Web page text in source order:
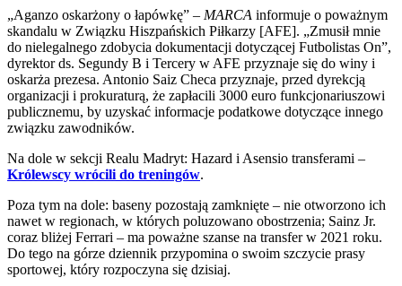
„Aganzo oskarżony o łapówkę” – MARCA informuje o poważnym
skandalu w Związku Hiszpańskich Piłkarzy [AFE]. „Zmusił mnie
do nielegalnego zdobycia dokumentacji dotyczącej Futbolistas On”,
dyrektor ds. Segundy B i Tercery w AFE przyznaje się do winy i
oskarża prezesa. Antonio Saiz Checa przyznaje, przed dyrekcją
organizacji i prokuraturą, że zapłacili 3000 euro funkcjonariuszowi
publicznemu, by uzyskać informacje podatkowe dotyczące innego
związku zawodników.
Na dole w sekcji Realu Madryt: Hazard i Asensio transferami –
Królewscy wrócili do treningów.
Poza tym na dole: baseny pozostają zamknięte – nie otworzono ich
nawet w regionach, w których poluzowano obostrzenia; Sainz Jr.
coraz bliżej Ferrari – ma poważne szanse na transfer w 2021 roku.
Do tego na górze dziennik przypomina o swoim szczycie prasy
sportowej, który rozpoczyna się dzisiaj.